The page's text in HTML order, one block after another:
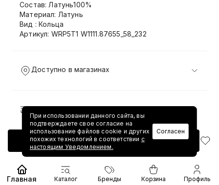
Добавить в корзину
Состав: Латунь100%
Материал: Латунь
Вид : Кольца
Артикул: WRP5T1 W1111.87655_58_232
Доступно в магазинах
Доставка и возврат
При использовании данного сайта, вы
подтверждаете свое согласие на
использование файлов cookie и других
похожих технологий в соответствии с
настоящим Уведомлением.
Согласен
Главная Каталог Бренды Корзина Профиль